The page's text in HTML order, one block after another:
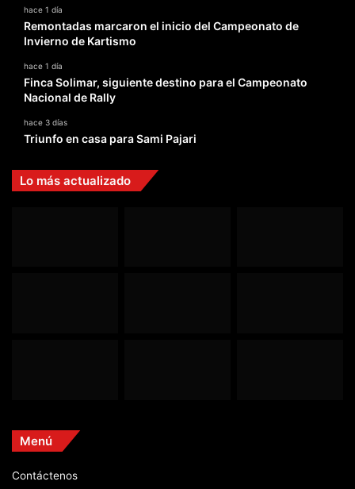
hace 1 día
Remontadas marcaron el inicio del Campeonato de
Invierno de Kartismo
hace 1 día
Finca Solimar, siguiente destino para el Campeonato
Nacional de Rally
hace 3 días
Triunfo en casa para Sami Pajari
Lo más actualizado
Menú
Contáctenos